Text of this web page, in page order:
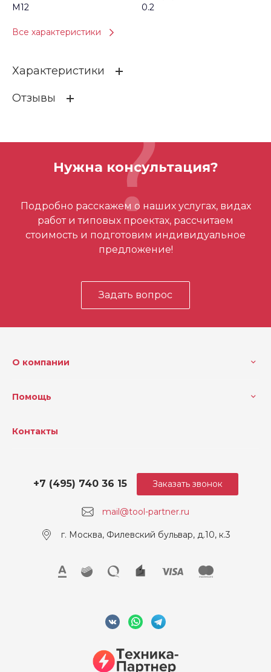
M12
0.2
Все характеристики
Характеристики
Гарантия производителя
M12
0.2
Емкость аккумулятора (Ач)
Напряжение (В) 12
Емкость аккумулятора, Ач
Отзывы
Отзывов ещё нет – ваш может стать
первым
Нужна консультация?
Подробно расскажем о наших услугах, видах
работ и типовых проектах, рассчитаем
стоимость и подготовим индивидуальное
предложение!
Задать вопрос
О компании
Помощь
Контакты
mail@tool-partner.ru
+7 (495) 740 36 15
г. Москва, Филевский бульвар, д.10, к.3
Заказать звонок